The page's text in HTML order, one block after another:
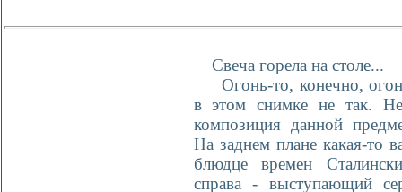
Свеча горела на столе...
Огонь-то, конечно,
в этом снимке не так.
композиция данной
На заднем плане какая-то
блюдце времен
справа - выступающий